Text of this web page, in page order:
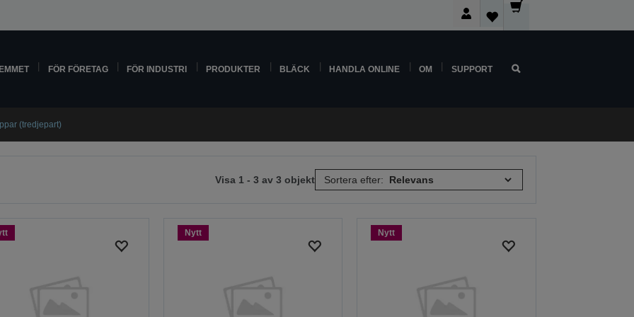
FÖR FÖRETAG FÖR INDUSTRI PRODUKTER BLÄCK HANDLA ONLINE OM SUPPORT
(tredjepart)
Visa 1 - 3 av 3 objekt Sortera efter:
Nytt Nytt